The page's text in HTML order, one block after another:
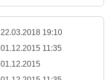
22.03.2018 19:10
01.12.2015 11:35
01.12.2015